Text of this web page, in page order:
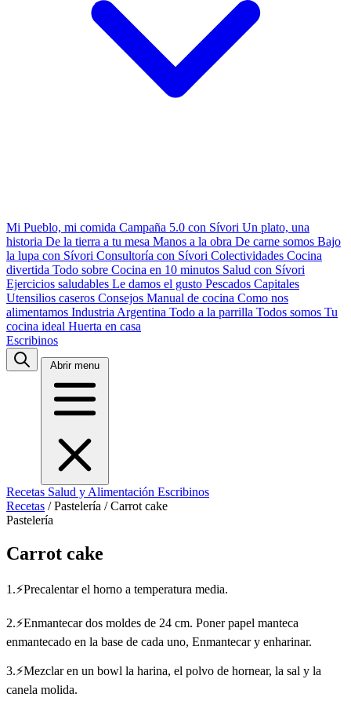
Mi Pueblo, mi comida Campaña 5.0 con Sívori Un plato, una
historia De la tierra a tu mesa Manos a la obra De carne somos Bajo
la lupa con Sívori Consultoría con Sívori Colectividades Cocina
divertida Todo sobre Cocina en 10 minutos Salud con Sívori
Ejercicios saludables Le damos el gusto Pescados Capitales
Utensilios caseros Consejos Manual de cocina Como nos
alimentamos Industria Argentina Todo a la parrilla Todos somos Tu
cocina ideal Huerta en casa
Escribinos
Abrir menu
Recetas Salud y Alimentación Escribinos
Recetas / Pastelería / Carrot cake
Pastelería
Carrot cake
1.⚡Precalentar el horno a temperatura media.
2.⚡Enmantecar dos moldes de 24 cm. Poner papel manteca
enmantecado en la base de cada uno, Enmantecar y enharinar.
3.⚡Mezclar en un bowl la harina, el polvo de hornear, la sal y la
canela molida.